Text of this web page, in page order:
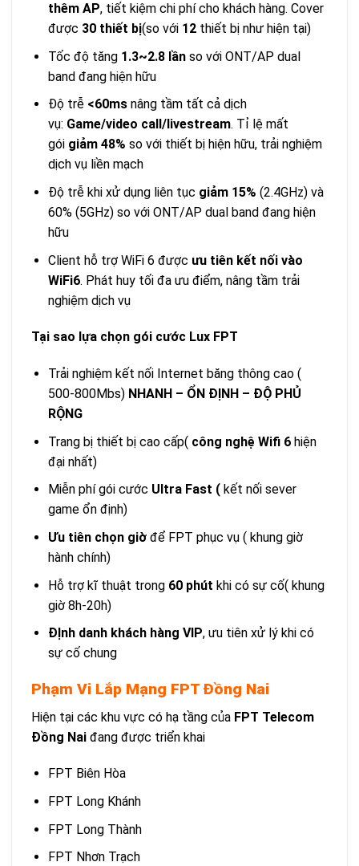
thêm AP, tiết kiệm chi phí cho khách hàng. Cover
được 30 thiết bị(so với 12thiết bị như hiện tại)
Tốc độ tăng1.3~2.8 lầnso với ONT/AP dual
band đang hiện hữu
Độ trễ <60msnâng tầm tất cả dịch
vụ: Game/video call/livestream. Tỉ lệ mất
gói giảm 48% so với thiết bị hiện hữu, trải nghiệm
dịch vụ liền mạch
Độ trễ khi xử dụng liên tục giảm 15% (2.4GHz) và
60% (5GHz) so với ONT/AP dual band đang hiện
hữu
Client hỗ trợ WiFi 6 được ưu tiên kết nối vào
WiFi6. Phát huy tối đa ưu điểm, nâng tầm trải
nghiệm dịch vụ
Tại sao lựa chọn gói cước Lux FPT
Trải nghiệm kết nối Internet băng thông cao (
500-800Mbs) NHANH – ỔN ĐỊNH – ĐỘ PHỦ
RỘNG
Trang bị thiết bị cao cấp( công nghệ Wifi 6hiện
đại nhất)
Miễn phí gói cước Ultra Fast (kết nối sever
game ổn định)
Ưu tiên chọn giờđể FPT phục vụ ( khung giờ
hành chính)
Hỗ trợ kĩ thuật trong 60 phút khi có sự cố( khung
giờ 8h-20h)
ĐỊnh danh khách hàng VIP, ưu tiên xử lý khi có
sự cố chung
Phạm Vi Lắp Mạng FPT Đồng Nai
Hiện tại các khu vực có hạ tầng của FPT Telecom
Đồng Nai đang được triển khai
FPT Biên Hòa
FPT Long Khánh
FPT Long Thành
FPT Nhơn Trạch